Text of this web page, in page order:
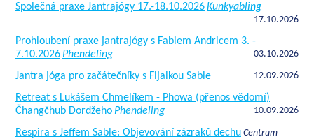
Společná praxe Jantrajógy 17.-18.10.2026Kunkyabling
17.10.2026
Prohloubení praxe jantrajógy s Fabiem Andricem 3. -
7.10.2026Phendeling 03.10.2026
Jantra jóga pro začátečníky s Fijalkou Sable 12.09.2026
Retreat s Lukášem Chmelíkem - Phowa (přenos vědomí)
Čhangčhub DordžehoPhendeling 10.09.2026
Respira s Jeffem Sable: Objevování zázraků dechu Centrum